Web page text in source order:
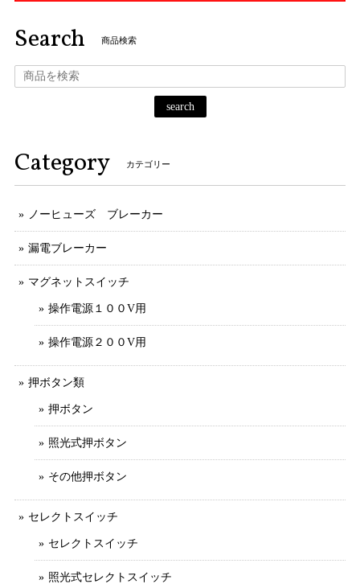
Search 商品検索
search
Category カテゴリー
ノーヒューズ ブレーカー
漏電ブレーカー
マグネットスイッチ
操作電源１００V用
操作電源２００V用
押ボタン類
押ボタン
照光式押ボタン
その他押ボタン
セレクトスイッチ
セレクトスイッチ
照光式セレクトスイッチ